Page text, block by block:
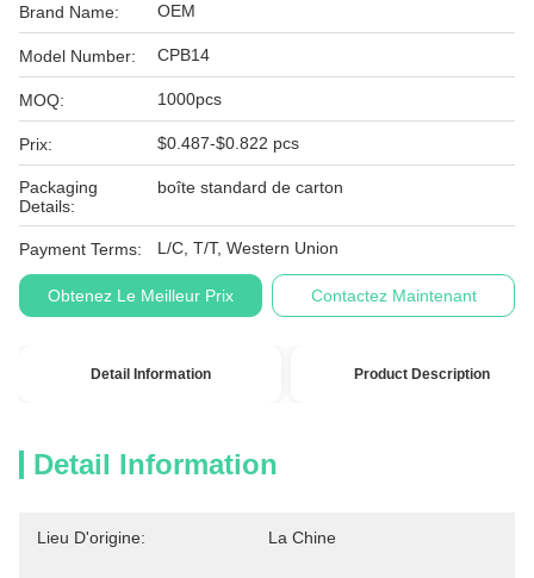
Brand Name: OEM
Model Number: CPB14
MOQ: 1000pcs
Prix: $0.487-$0.822 pcs
Packaging
Details:
boîte standard de carton
Payment Terms: L/C, T/T, Western Union
Obtenez Le Meilleur Prix Contactez Maintenant
Detail Information Product Description
Detail Information
Lieu D'origine: La Chine